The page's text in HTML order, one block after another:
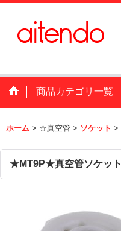
商品カテゴリ一覧
ホーム > ☆真空管 > ソケット >
★MT9P★真空管ソケット